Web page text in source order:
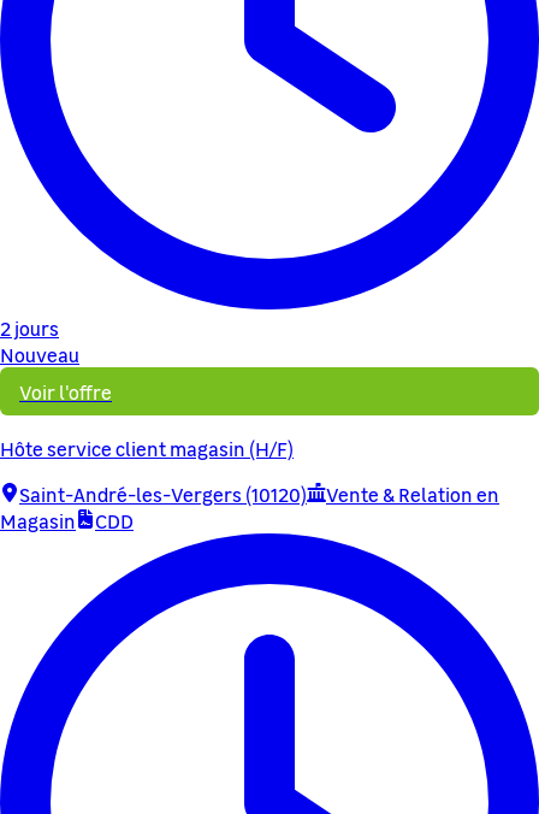
2 jours
Nouveau
Voir l'offre
Hôte service client magasin (H/F)
Saint-André-les-Vergers (10120)
Vente & Relation en
Magasin
CDD